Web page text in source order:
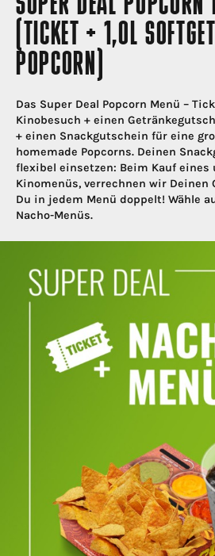
(TICKET + 1,0L
POPCORN)
Das Super Deal Popcorn Menü –
Kinobesuch + einen
+ einen Snackgutschein für eine
homemade Popcorns. Deinen
flexibel einsetzen: Beim Kauf eines
Kinomenüs, verrechnen wir Deinen
Du in jedem Menü doppelt! Wähle
Nacho-Menüs.